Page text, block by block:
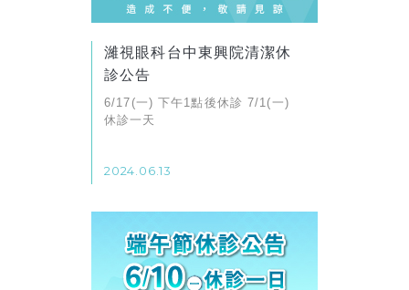
濰視眼科台中東興院清潔休
診公告
​​​​​​​6/17(一) 下午1點後休診 7/1(一)
休診一天
2024.06.13